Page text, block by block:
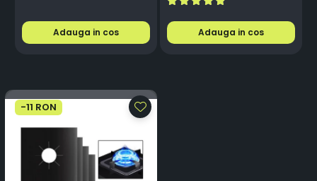
Adauga in cos Adauga in cos
-11 RON